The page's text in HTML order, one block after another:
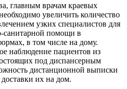
главным врачам краевых
увеличить количество
узких специалистов для
санитарной помощи в
в том числе на дому.
наблюдение пациентов из
под диспансерным
дистанционной выписки
их на дом.